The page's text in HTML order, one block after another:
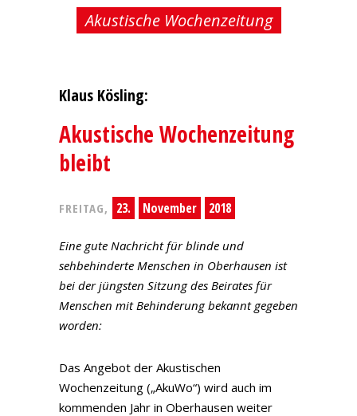
Akustische Wochenzeitung
Klaus Kösling:
Akustische Wochenzeitung
bleibt
FREITAG, 23. November 2018
Eine gute Nachricht für blinde und
sehbehinderte Menschen in Oberhausen ist
bei der jüngsten Sitzung des Beirates für
Menschen mit Behinderung bekannt gegeben
worden:
Das Angebot der Akustischen
Wochenzeitung („AkuWo“) wird auch im
kommenden Jahr in Oberhausen weiter